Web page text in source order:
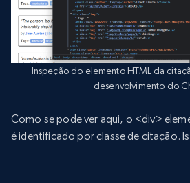
Inspeção do elemento HTML da
desenvolvimento do
Como se pode ver aqui, o <div>
é identificado por classe de citação.